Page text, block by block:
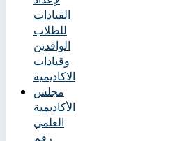
القيادات
للطلاب
الوافدين
وقيادات
الاكاديمية
مجلس
الأكاديمية
العلمي
رقم